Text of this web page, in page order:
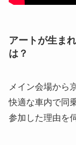
アートが生ま
は？
メイン会場から
快適な車内で同
参加した理由を